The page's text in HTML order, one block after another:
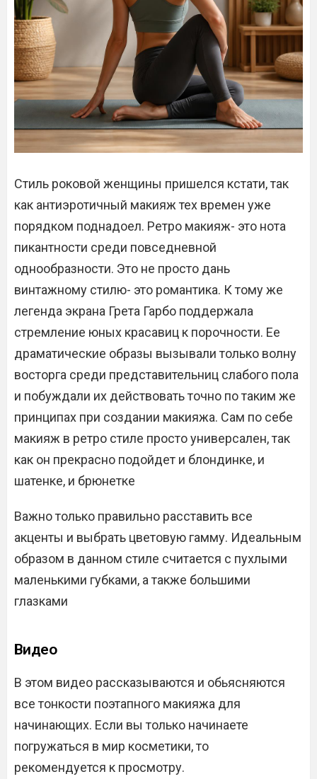
Стиль роковой женщины пришелся кстати, так
как антиэротичный макияж тех времен уже
порядком поднадоел. Ретро макияж- это нота
пикантности среди повседневной
однообразности. Это не просто дань
винтажному стилю- это романтика. К тому же
легенда экрана Грета Гарбо поддержала
стремление юных красавиц к порочности. Ее
драматические образы вызывали только волну
восторга среди представительниц слабого пола
и побуждали их действовать точно по таким же
принципах при создании макияжа. Сам по себе
макияж в ретро стиле просто универсален, так
как он прекрасно подойдет и блондинке, и
шатенке, и брюнетке
Важно только правильно расставить все
акценты и выбрать цветовую гамму. Идеальным
образом в данном стиле считается с пухлыми
маленькими губками, а также большими
глазками
Видео
В этом видео рассказываются и обьясняются
все тонкости поэтапного макияжа для
начинающих. Если вы только начинаете
погружаться в мир косметики, то
рекомендуется к просмотру.